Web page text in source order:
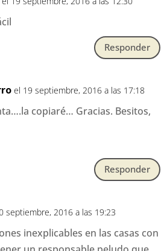
Responder
el 19 septiembre, 2016 a las 17:18
copiaré… Gracias. Besitos,
Responder
septiembre, 2016 a las 19:23
inexplicables en las casas con